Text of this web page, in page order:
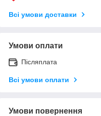
Всі умови доставки
Умови оплати
Післяплата
Всі умови оплати
Умови повернення